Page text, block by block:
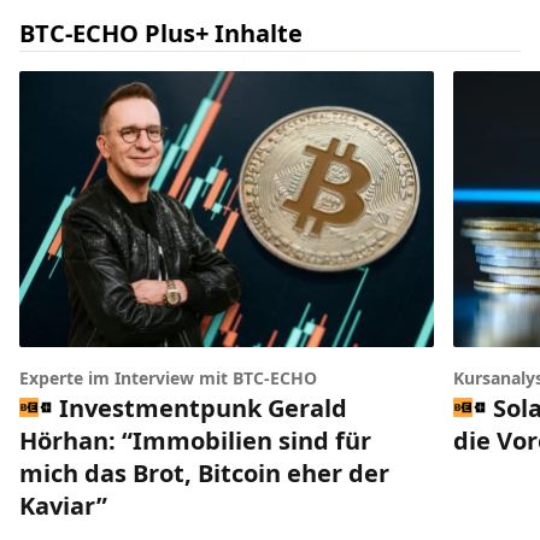
BTC-ECHO Plus+ Inhalte
Experte im Interview mit BTC-ECHO
Investmentpunk Gerald
Hörhan: “Immobilien sind für
mich das Brot, Bitcoin eher der
Kaviar”
die